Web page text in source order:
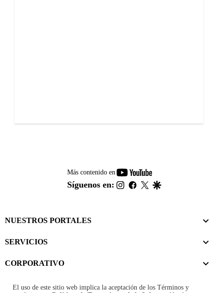
Más contenido en
youtube-
footer
Síguenos en: instagram
facebook
twitter
NUESTROS PORTALES
SERVICIOS
CORPORATIVO
El uso de este sitio web implica la aceptación de los Términos y